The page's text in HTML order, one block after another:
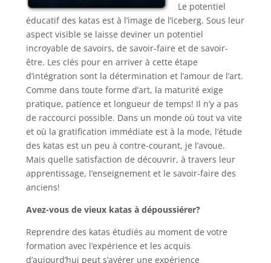
Le potentiel
éducatif des katas est à l’image de l’iceberg. Sous leur
aspect visible se laisse deviner un potentiel
incroyable de savoirs, de savoir-faire et de savoir-
être. Les clés pour en arriver à cette étape
d’intégration sont la détermination et l’amour de l’art.
Comme dans toute forme d’art, la maturité exige
pratique, patience et longueur de temps! Il n’y a pas
de raccourci possible. Dans un monde où tout va vite
et où la gratification immédiate est à la mode, l’étude
des katas est un peu à contre-courant, je l’avoue.
Mais quelle satisfaction de découvrir, à travers leur
apprentissage, l’enseignement et le savoir-faire des
anciens!
Avez-vous de vieux katas à dépoussiérer?
Reprendre des katas étudiés au moment de votre
formation avec l’expérience et les acquis
d’aujourd’hui peut s’avérer une expérience